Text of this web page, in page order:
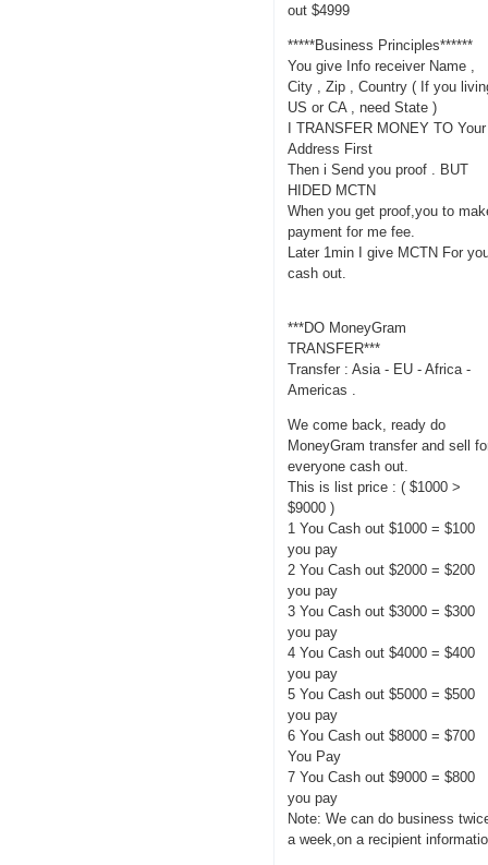
out $4999
*****Business Principles******
You give Info receiver Name ,
City , Zip , Country ( If you
US or CA , need State )
I TRANSFER MONEY TO Your
Address First
Then i Send you proof . BUT
HIDED MCTN
When you get proof,you to
payment for me fee.
Later 1min I give MCTN For
cash out.
***DO MoneyGram
TRANSFER***
Transfer : Asia - EU - Africa -
Americas .
We come back, ready do
MoneyGram transfer and sell
everyone cash out.
This is list price : ( $1000 >
$9000 )
1 You Cash out $1000 = $100
you pay
2 You Cash out $2000 = $200
you pay
3 You Cash out $3000 = $300
you pay
4 You Cash out $4000 = $400
you pay
5 You Cash out $5000 = $500
you pay
6 You Cash out $8000 = $700
You Pay
7 You Cash out $9000 = $800
you pay
Note: We can do business
a week,on a recipient